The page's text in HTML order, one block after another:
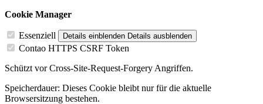
Cookie Manager
Essenziell Details einblenden Details ausblenden
Contao HTTPS CSRF Token
Schützt vor Cross-Site-Request-Forgery Angriffen.
Speicherdauer: Dieses Cookie bleibt nur für die aktuelle
Browsersitzung bestehen.